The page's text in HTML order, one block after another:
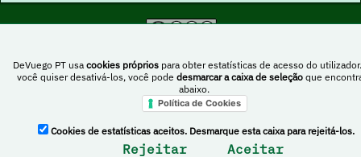
DeVuego PT usa cookies próprios para obter estatísticas de acesso do
você quiser desativá-los, você pode desmarcar a caixa de seleção que
abaixo.
Política de Cookies
Cookies de estatísticas aceitos. Desmarque esta caixa para rejeitá-los.
Rejeitar Aceitar
PartilhaIgual 4.0 Internacional
DeVuego Espanha
DeVuego LATAM
DeVuego Portugal